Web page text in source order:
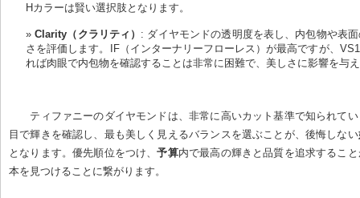
Hカラーは賢い選択肢となります。
Clarity（クラリティ） : ダイヤモンドの透明度を表し、内包物や表
さを評価します。IF（インターナリーフローレス）が最高ですが、
れば肉眼で内包物を確認することは非常に困難で、美しさに影響を与
ティファニーのダイヤモンドは、非常に高いカット基準で知られて
目で輝きを確認し、最も美しく見えるバランスを選ぶことが、後悔しない
となります。優先順位をつけ、予算内で最高の輝きと品質を追求するこ
本を見つけることに繋がります。